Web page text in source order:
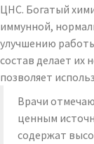
ЦНС. Богатый
иммунной,
улучшению
состав делает их
позволяет
Врачи
ценным
содержат